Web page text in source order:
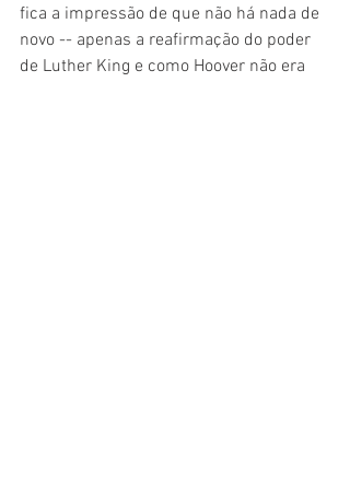
fica a impressão de que não há nada de
novo -- apenas a reafirmação do poder
de Luther King e como Hoover não era